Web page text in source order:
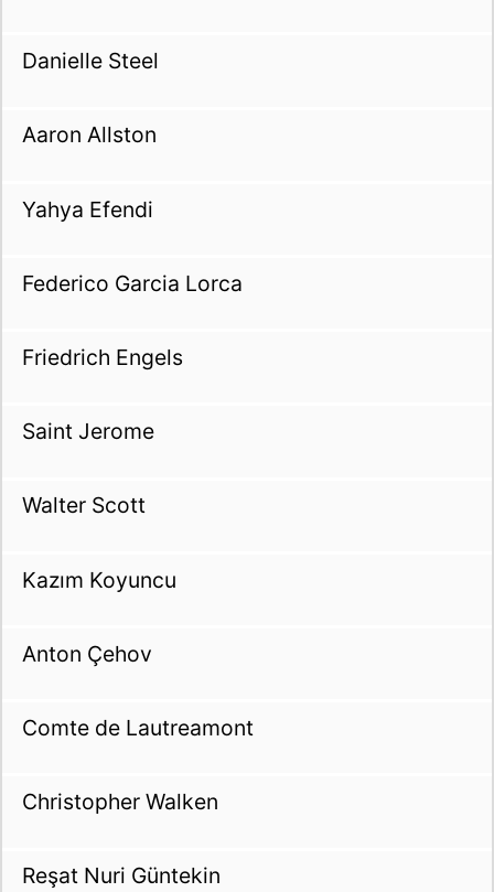
Danielle Steel
Aaron Allston
Yahya Efendi
Federico Garcia Lorca
Friedrich Engels
Saint Jerome
Walter Scott
Kazım Koyuncu
Anton Çehov
Comte de Lautreamont
Christopher Walken
Reşat Nuri Güntekin